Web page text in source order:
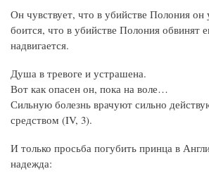
Он чувствует, что в убийстве Полония
боится, что в убийстве Полония обвинят
надвигается.
Душа в тревоге и устрашена.
Вот как опасен он, пока на воле…
Сильную болезнь врачуют сильно
средством (IV, 3).
И только просьба погубить принца в
надежда: